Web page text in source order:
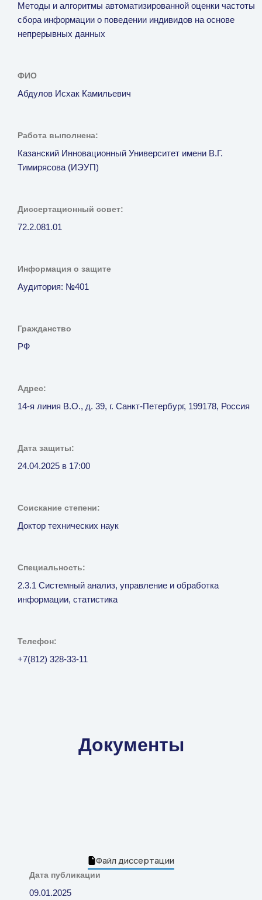
Методы и алгоритмы автоматизированной оценки частоты
сбора информации о поведении индивидов на основе
непрерывных данных
ФИО
Абдулов Исхак Камильевич
Работа выполнена:
Казанский Инновационный Университет имени В.Г.
Тимирясова (ИЭУП)
Диссертационный совет:
72.2.081.01
Информация о защите
Аудитория: №401
Гражданство
РФ
Адрес:
14-я линия В.О., д. 39, г. Санкт-Петербург, 199178, Россия
Дата защиты:
24.04.2025 в 17:00
Соискание степени:
Доктор технических наук
Специальность:
2.3.1 Системный анализ, управление и обработка
информации, статистика
Телефон:
+7(812) 328-33-11
Документы
Файл диссертации
Дата публикации
09.01.2025